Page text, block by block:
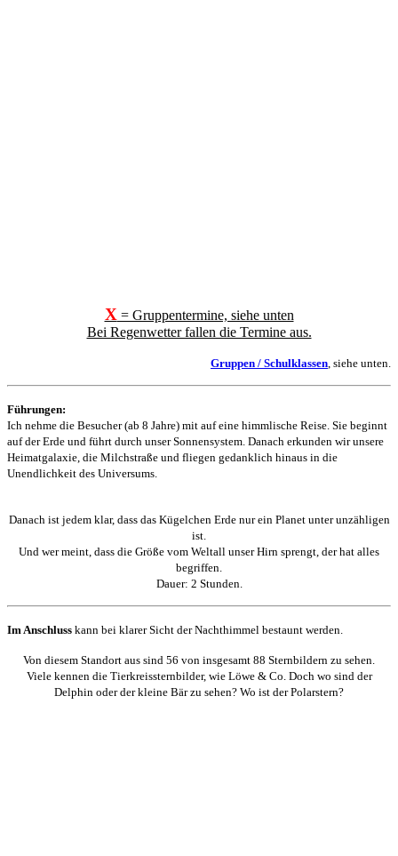
X = Gruppentermine, siehe unten
Bei Regenwetter fallen die Termine aus.
Gruppen / Schulklassen , siehe unten.
Führungen:
Ich nehme die Besucher (ab 8 Jahre) mit auf eine himmlische Reise. Sie beginnt
auf der Erde und führt durch unser Sonnensystem. Danach erkunden wir unsere
Heimatgalaxie, die Milchstraße und fliegen gedanklich hinaus in die
Unendlichkeit des Universums.
Danach ist jedem klar, dass das Kügelchen Erde nur ein Planet unter unzähligen
ist.
Und wer meint, dass die Größe vom Weltall unser Hirn sprengt, der hat alles
begriffen.
Dauer: 2 Stunden.
Im Anschluss kann bei klarer Sicht der Nachthimmel bestaunt werden.
Von diesem Standort aus sind 56 von insgesamt 88 Sternbildern zu sehen.
Viele kennen die Tierkreissternbilder, wie Löwe & Co. Doch wo sind der
Delphin oder der kleine Bär zu sehen? Wo ist der Polarstern?